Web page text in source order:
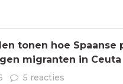
tonen hoe
migranten in Ceuta
5 reacties